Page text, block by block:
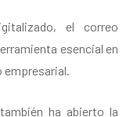
el correo
esencial en
ha abierto la